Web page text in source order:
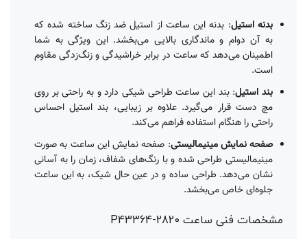
بدنه استیل: بدنه این ساعت از استیل ضد زنگ ساخته شده که
به آن دوام و ماندگاری بالایی می‌بخشد. این ویژگی به شما
اطمینان می‌دهد که ساعت در برابر خراشیدگی و زنگ‌زدگی مقاوم
است.
بند استیل: بند این ساعت طراحی شیکی دارد و به راحتی بر روی
مچ دست قرار می‌گیرد. علاوه بر زیبایی، بند استیل احساس
راحتی را هنگام استفاده فراهم می‌کند.
صفحه نمایش مینیمالیستی: صفحه نمایش این ساعت به صورت
مینیمالیستی طراحی شده و با رنگ‌های شفاف، زمان را به آسانی
نشان می‌دهد. طراحی ساده و در عین حال شیک، به این ساعت
جلوه‌ای خاص می‌بخشد.
مشخصات فنی ساعت P43364-2820